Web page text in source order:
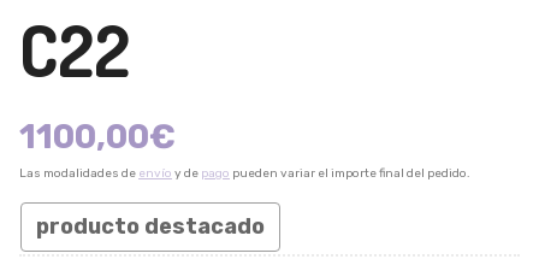
C22
1100,00€
Las modalidades de envío y de pago pueden variar el importe final del pedido.
producto destacado